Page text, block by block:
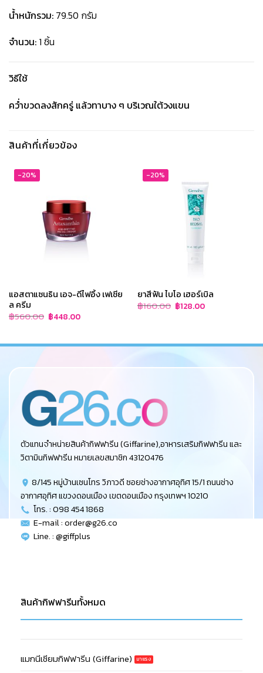
น้ำหนักรวม: 79.50 กรัม
จำนวน: 1 ชิ้น
วิธีใช้
คว่ำขวดลงสักครู่ แล้วทาบาง ๆ บริเวณใต้วงแขน
สินค้าที่เกี่ยวข้อง
-20%
แอสตาแซนธิน เอจ-ดีไฟอิ้ง เฟเชีย
ล ครีม
฿560.00 Original
price
฿448.00Current
price
-20%
ยาสีฟัน ไบโอ เฮอร์เบิล
฿160.00 Original
price
฿128.00Current
price
ตัวแทนจำหน่ายสินค้ากิฟฟารีน (Giffarine),อาหารเสริมกิฟฟารีน และ
วิตามินกิฟฟารีน หมายเลขสมาชิก 43120476
8/145 หมู่บ้านเซนโทร วิภาวดี ซอยช่างอากาศอุทิศ 15/1 ถนนช่าง
อากาศอุทิศ แขวงดอนเมือง เขตดอนเมือง กรุงเทพฯ 10210
โทร. : 098 454 1868
E-mail :order@g26.co
Line. : @giffplus
สินค้ากิฟฟารีนทั้งหมด
แมกนีเซียมกิฟฟารีน (Giffarine)